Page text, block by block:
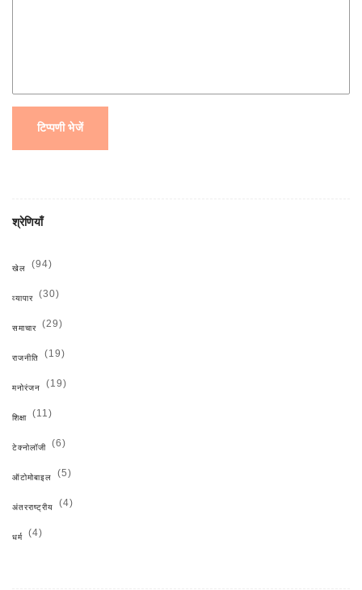
टिप्पणी भेजें
श्रेणियाँ
खेल (94)
व्यापार (30)
समाचार (29)
राजनीति (19)
मनोरंजन (19)
शिक्षा (11)
टेक्नोलॉजी (6)
ऑटोमोबाइल (5)
अंतरराष्ट्रीय (4)
धर्म (4)